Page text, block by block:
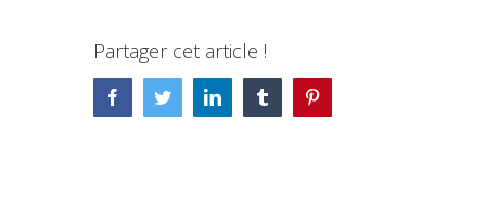
Partager cet article !
FacebookTwitterLinkedIn Tumblr